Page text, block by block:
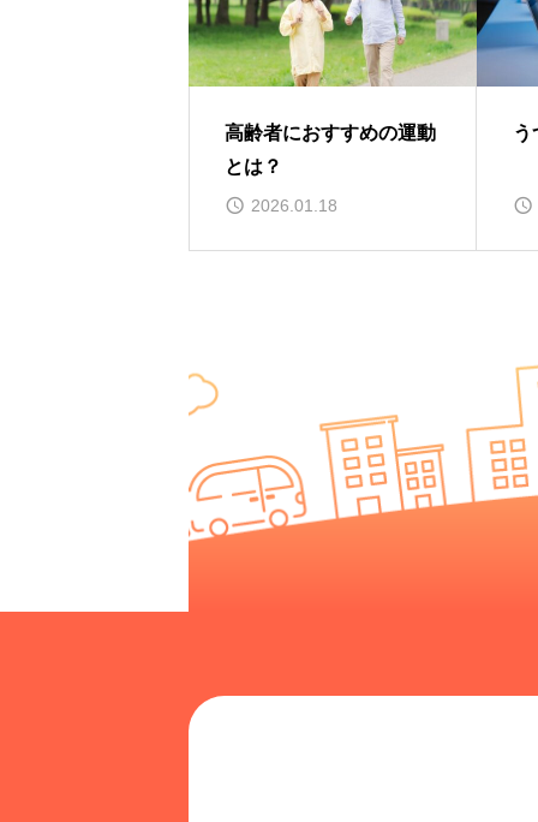
高齢者におすすめの運動
とは？
2026.01.18
う